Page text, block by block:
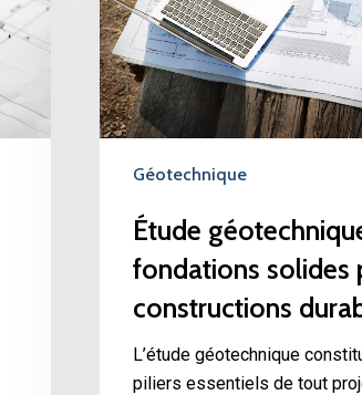
des
constructions
durables
Géotechnique
Étude
fondations solides
constructions
L’étude géotechnique
piliers essentiels de tout